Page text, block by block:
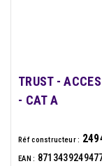
TRUST -
- CAT A
Réf constructeur :
EAN :